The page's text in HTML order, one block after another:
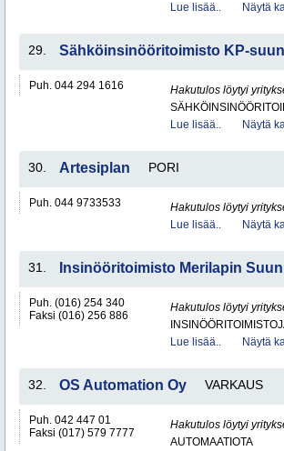
Lue lisää..
Näytä
29. Sähköinsinööritoimisto KP-
Puh. 044 294 1616
Hakutulos löytyi
Lue lisää..
Näytä
30. Artesiplan PORI
Puh. 044 9733533
Hakutulos löytyi
Lue lisää..
Näytä
31. Insinööritoimisto Merilapin
Puh. (016) 254 340
Faksi (016) 256 886
Hakutulos löytyi
Lue lisää..
Näytä
32. OS Automation Oy VARKAUS
Puh. 042 447 01
Faksi (017) 579 7777
Hakutulos löytyi
AUTOMAATIOTA